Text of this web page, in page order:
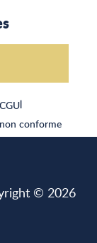
|
conforme
© 2026